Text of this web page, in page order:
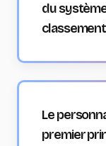
du
Le
premier